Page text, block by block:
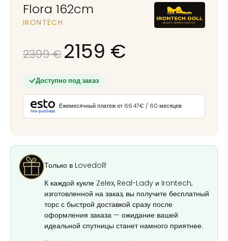
Flora 162cm
IRONTECH
2399€2159 €
Доступно под заказ
Ежемесячный платеж от 66.47€ / 60 месяцев
Только в Lovedoll!
К каждой кукле Zelex, Real-Lady и Irontech,
изготовленной на заказ, вы получите бесплатный
торс с быстрой доставкой сразу после
оформления заказа — ожидание вашей
идеальной спутницы станет намного приятнее.